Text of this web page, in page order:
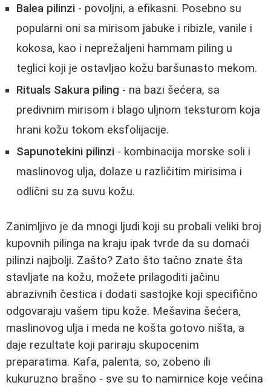
Balea pilinzi - povoljni, a efikasni. Posebno su
popularni oni sa mirisom jabuke i ribizle, vanile i
kokosa, kao i neprežaljeni hammam piling u
teglici koji je ostavljao kožu baršunasto mekom.
Rituals Sakura piling - na bazi šećera, sa
predivnim mirisom i blago uljnom teksturom koja
hrani kožu tokom eksfolijacije.
Sapunotekini pilinzi - kombinacija morske soli i
maslinovog ulja, dolaze u različitim mirisima i
odlični su za suvu kožu.
Zanimljivo je da mnogi ljudi koji su probali veliki broj
kupovnih pilinga na kraju ipak tvrde da su domaći
pilinzi najbolji. Zašto? Zato što tačno znate šta
stavljate na kožu, možete prilagoditi jačinu
abrazivnih čestica i dodati sastojke koji specifično
odgovaraju vašem tipu kože. Mešavina šećera,
maslinovog ulja i meda ne košta gotovo ništa, a
daje rezultate koji pariraju skupocenim
preparatima. Kafa, palenta, so, zobeno ili
kukuruzno brašno - sve su to namirnice koje većina